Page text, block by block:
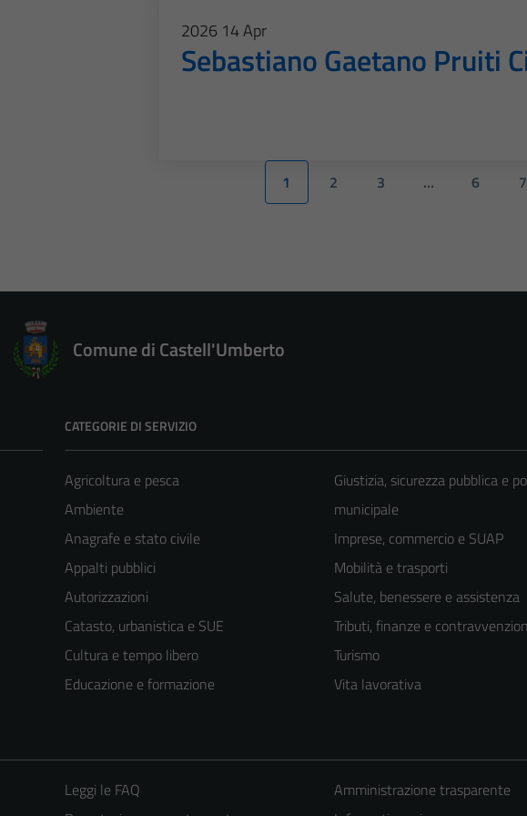
2026 14Apr
Sebastiano Gaetano Pruiti
1 2 3 … 6 7
Comune di Castell'Umberto
CATEGORIE DI SERVIZIO
Agricoltura e pesca
Ambiente
Anagrafe e stato civile
Appalti pubblici
Autorizzazioni
Catasto, urbanistica e SUE
Cultura e tempo libero
Educazione e formazione
Giustizia, sicurezza pubblica e
municipale
Imprese, commercio e SUAP
Mobilità e trasporti
Salute, benessere e assistenza
Tributi, finanze e
Turismo
Vita lavorativa
Leggi le FAQ
Amministrazione trasparente